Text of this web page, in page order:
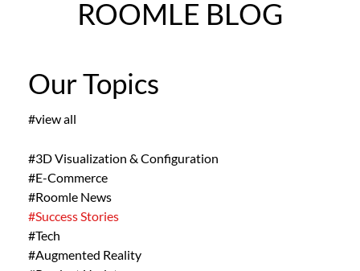
ROOMLE BLOG
Our Topics
#view all
#3D Visualization & Configuration
#E-Commerce
#Roomle News
#Success Stories
#Tech
#Augmented Reality